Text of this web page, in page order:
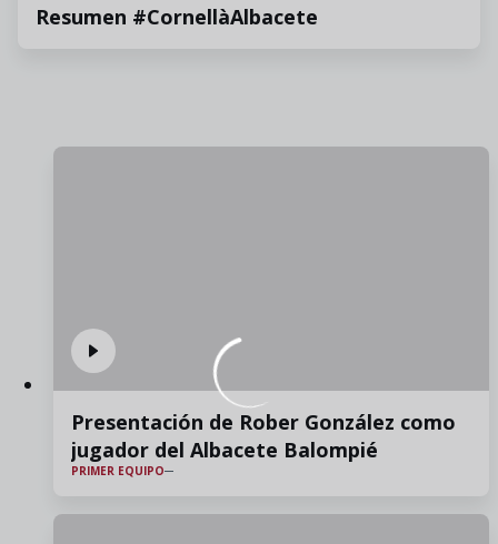
Resumen #CornellàAlbacete
Presentación de Rober González como
jugador del Albacete Balompié
PRIMER EQUIPO